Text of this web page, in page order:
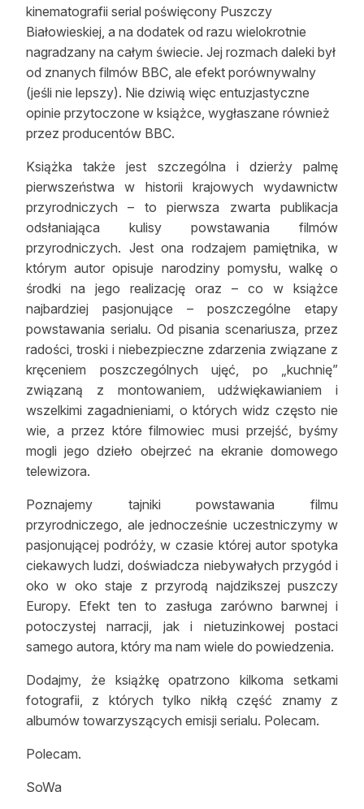
Reklama
Zostań autorem
Archiwum
Kontakt
kinematografii serial poświęcony Puszczy
Białowieskiej, a na dodatek od razu wielokrotnie
nagradzany na całym świecie. Jej rozmach daleki był
od znanych filmów BBC, ale efekt porównywalny
(jeśli nie lepszy). Nie dziwią więc entuzjastyczne
opinie przytoczone w książce, wygłaszane również
przez producentów BBC.
Książka także jest szczególna i dzierży palmę
pierwszeństwa w historii krajowych wydawnictw
przyrodniczych – to pierwsza zwarta publikacja
odsłaniająca kulisy powstawania filmów
przyrodniczych. Jest ona rodzajem pamiętnika, w
którym autor opisuje narodziny pomysłu, walkę o
środki na jego realizację oraz – co w książce
najbardziej pasjonujące – poszczególne etapy
powstawania serialu. Od pisania scenariusza, przez
radości, troski i niebezpieczne zdarzenia związane z
kręceniem poszczególnych ujęć, po „kuchnię”
związaną z montowaniem, udźwiękawianiem i
wszelkimi zagadnieniami, o których widz często nie
wie, a przez które filmowiec musi przejść, byśmy
mogli jego dzieło obejrzeć na ekranie domowego
telewizora.
Poznajemy tajniki powstawania filmu
przyrodniczego, ale jednocześnie uczestniczymy w
pasjonującej podróży, w czasie której autor spotyka
ciekawych ludzi, doświadcza niebywałych przygód i
oko w oko staje z przyrodą najdzikszej puszczy
Europy. Efekt ten to zasługa zarówno barwnej i
potoczystej narracji, jak i nietuzinkowej postaci
samego autora, który ma nam wiele do powiedzenia.
Dodajmy, że książkę opatrzono kilkoma setkami
fotografii, z których tylko nikłą część znamy z
albumów towarzyszących emisji serialu. Polecam.
Polecam.
SoWa